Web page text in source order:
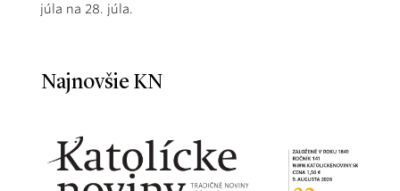
júla na 28. júla.
Najnovšie KN